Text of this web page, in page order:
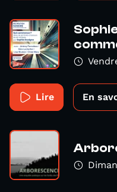
Lire En